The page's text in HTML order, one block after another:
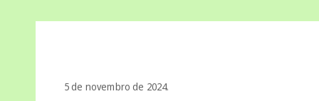
5 de novembro de 2024.